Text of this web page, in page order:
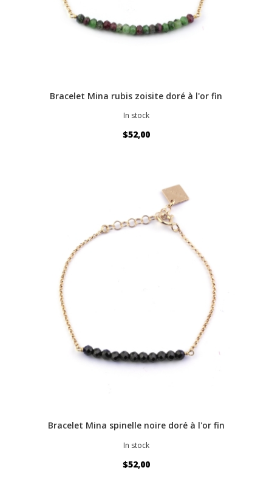
Bracelet Mina rubis zoisite doré à l'or fin
In stock
$52,00
Bracelet Mina spinelle noire doré à l'or fin
In stock
$52,00